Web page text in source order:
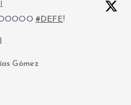
#DEFE!
Gómez